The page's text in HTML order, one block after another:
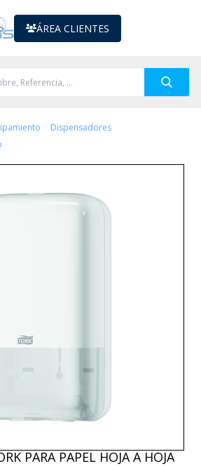
ÁREA CLIENTES
Dispensadores
PARA PAPEL HOJA A HOJA